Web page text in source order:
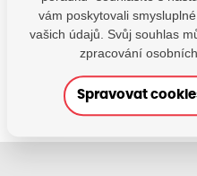
vám poskytovali
vašich údajů. Svůj souhlas
zpracování
Spravovat